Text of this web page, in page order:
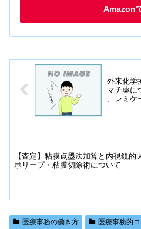
Amazon
外来化学
マチ薬に
、レミケ
【査定】粘膜点墨法加算と内視鏡的
ポリープ・粘膜切除術について
医療事務の働き方 医療事務的